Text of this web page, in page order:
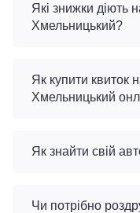
Які знижки діють
Хмельницький?
Як купити квиток
Хмельницький
Як знайти свій
Чи потрібно